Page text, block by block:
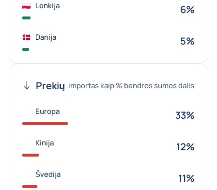
Lenkija 6%
Danija 5%
Prekių importas kaip % bendros sumos dalis
Europa 33%
Kinija 12%
Švedija 11%